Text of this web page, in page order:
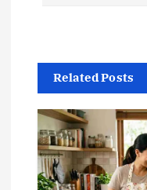
g
a
s
Related Posts